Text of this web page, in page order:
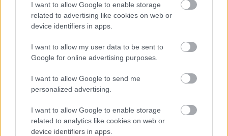
I want to allow Google to enable storage
related to advertising like cookies on web or
device identifiers in apps.
I want to allow my user data to be sent to
Google for online advertising purposes.
I want to allow Google to send me
personalized advertising.
I want to allow Google to enable storage
related to analytics like cookies on web or
device identifiers in apps.
meglehetősen csekélyek voltak, így szüksége volt egy
szövetségesre ezen a területen. Ez lett Pryce. Miután
Thrawn sikeresen felszámolt egy Nightswan álnéven
működő lázadó vezette sejtet, mely hatalmas károkat
okozott a Birodalomnak, munkához is látott a Lothalon.